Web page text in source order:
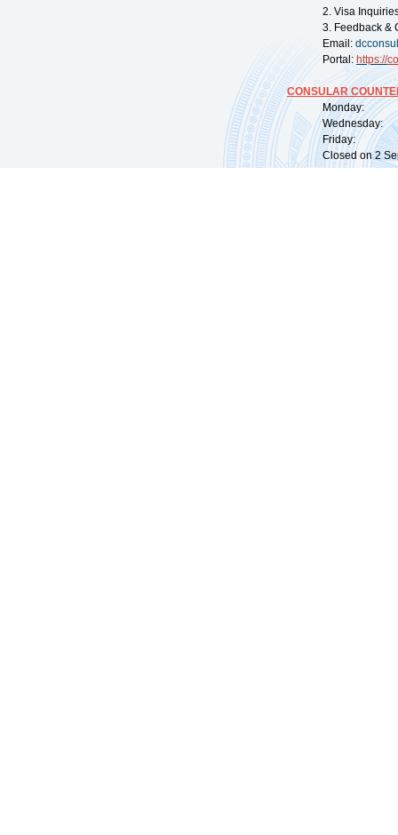
2. Visa
3. Feedback &
Email:
Portal: https://
CONSULAR
Monday:
Wednesday:
Friday:
Closed on 2